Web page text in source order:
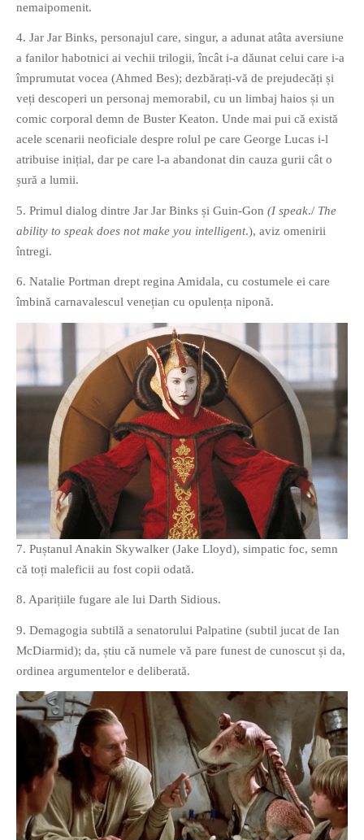
nemaipomenit.
4. Jar Jar Binks, personajul care, singur, a adunat atâta aversiune
a fanilor habotnici ai vechii trilogii, încât i-a dăunat celui care i-a
împrumutat vocea (Ahmed Bes); dezbărați-vă de prejudecăți și
veți descoperi un personaj memorabil, cu un limbaj haios și un
comic corporal demn de Buster Keaton. Unde mai pui că există
acele scenarii neoficiale despre rolul pe care George Lucas i-l
atribuise inițial, dar pe care l-a abandonat din cauza gurii cât o
șură a lumii.
5. Primul dialog dintre Jar Jar Binks și Guin-Gon (I speak./ The
ability to speak does not make you intelligent.), aviz omenirii
întregi.
6. Natalie Portman drept regina Amidala, cu costumele ei care
îmbină carnavalescul venețian cu opulența niponă.
7. Puștanul Anakin Skywalker (Jake Lloyd), simpatic foc, semn
că toți maleficii au fost copii odată.
8. Aparițiile fugare ale lui Darth Sidious.
9. Demagogia subtilă a senatorului Palpatine (subtil jucat de Ian
McDiarmid); da, știu că numele vă pare funest de cunoscut și da,
ordinea argumentelor e deliberată.